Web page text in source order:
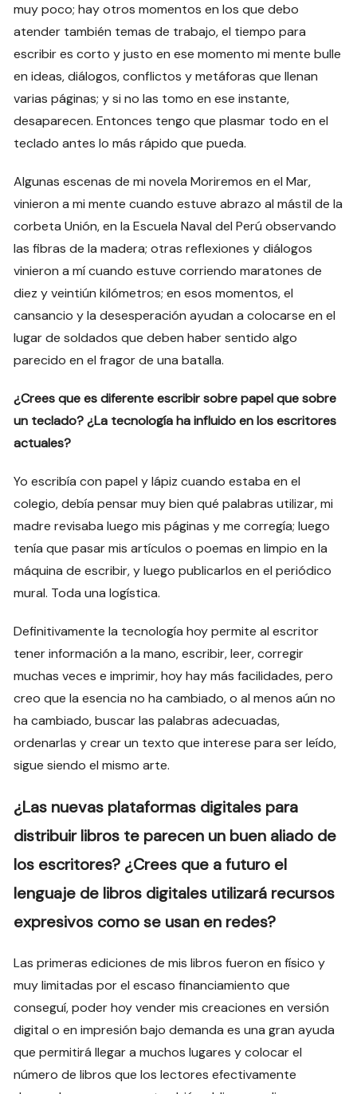
muy poco; hay otros momentos en los que debo
atender también temas de trabajo, el tiempo para
escribir es corto y justo en ese momento mi mente bulle
en ideas, diálogos, conflictos y metáforas que llenan
varias páginas; y si no las tomo en ese instante,
desaparecen. Entonces tengo que plasmar todo en el
teclado antes lo más rápido que pueda.
Algunas escenas de mi novela Moriremos en el Mar,
vinieron a mi mente cuando estuve abrazo al mástil de la
corbeta Unión, en la Escuela Naval del Perú observando
las fibras de la madera; otras reflexiones y diálogos
vinieron a mí cuando estuve corriendo maratones de
diez y veintiún kilómetros; en esos momentos, el
cansancio y la desesperación ayudan a colocarse en el
lugar de soldados que deben haber sentido algo
parecido en el fragor de una batalla.
¿Crees que es diferente escribir sobre papel que sobre
un teclado? ¿La tecnología ha influido en los escritores
actuales?
Yo escribía con papel y lápiz cuando estaba en el
colegio, debía pensar muy bien qué palabras utilizar, mi
madre revisaba luego mis páginas y me corregía; luego
tenía que pasar mis artículos o poemas en limpio en la
máquina de escribir, y luego publicarlos en el periódico
mural. Toda una logística.
Definitivamente la tecnología hoy permite al escritor
tener información a la mano, escribir, leer, corregir
muchas veces e imprimir, hoy hay más facilidades, pero
creo que la esencia no ha cambiado, o al menos aún no
ha cambiado, buscar las palabras adecuadas,
ordenarlas y crear un texto que interese para ser leído,
sigue siendo el mismo arte.
¿Las nuevas plataformas digitales para
distribuir libros te parecen un buen aliado de
los escritores? ¿Crees que a futuro el
lenguaje de libros digitales utilizará recursos
expresivos como se usan en redes?
Las primeras ediciones de mis libros fueron en físico y
muy limitadas por el escaso financiamiento que
conseguí, poder hoy vender mis creaciones en versión
digital o en impresión bajo demanda es una gran ayuda
que permitirá llegar a muchos lugares y colocar el
número de libros que los lectores efectivamente